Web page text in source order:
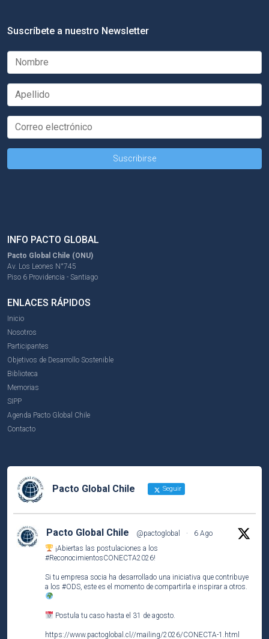
Suscríbete a nuestro Newsletter
INFO PACTO GLOBAL
Pacto Global Chile (ONU)
Av. Los Leones N°745
Piso 6 Providencia - Santiago
ENLACES RÁPIDOS
Inicio
Nosotros
Participantes
Objetivos de Desarrollo Sostenible
Biblioteca
Memorias
SIPP
Agenda Pacto Global Chile
Contacto
Pacto Global Chile Seguir
Pacto Global Chile @pactoglobal ·
6 Ago
¡Abiertas las postulaciones a los
#ReconocimientosCONECTA2026!
Si tu empresa socia ha desarrollado una iniciativa que contribuye
a los #ODS, este es el momento de compartirla e inspirar a otros.
Postula tu caso hasta el 31 de agosto.
https://www.pactoglobal.cl//mailing/2026/CONECTA-1.html